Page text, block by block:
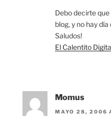
Debo decirte
blog, y no hay
Saludos!
El Calentito
Momus
MAYO 28, 2006